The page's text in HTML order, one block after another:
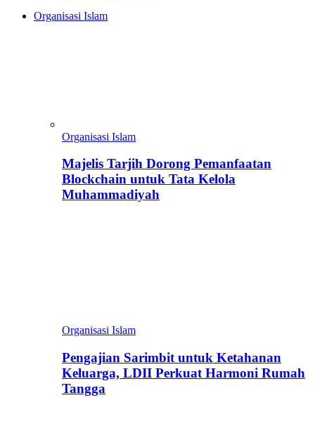
Organisasi Islam
Organisasi Islam
Majelis Tarjih Dorong Pemanfaatan
Blockchain untuk Tata Kelola
Muhammadiyah
Organisasi Islam
Pengajian Sarimbit untuk Ketahanan
Keluarga, LDII Perkuat Harmoni Rumah
Tangga